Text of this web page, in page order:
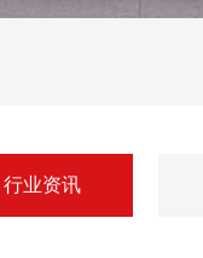
行业资讯